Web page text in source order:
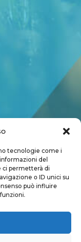
tecnologie come i
del
ci permetterà di
o ID unici su
può influire